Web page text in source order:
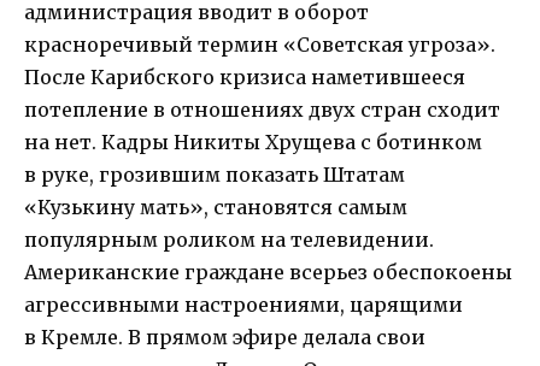
администрация вводит в оборот
красноречивый термин «Советская угроза».
После Карибского кризиса наметившееся
потепление в отношениях двух стран сходит
на нет. Кадры Никиты Хрущева с ботинком
в руке, грозившим показать Штатам
«Кузькину мать», становятся самым
популярным роликом на телевидении.
Американские граждане всерьез обеспокоены
агрессивными настроениями, царящими
в Кремле. В прямом эфире делала свои